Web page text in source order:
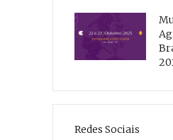
Redes Sociais